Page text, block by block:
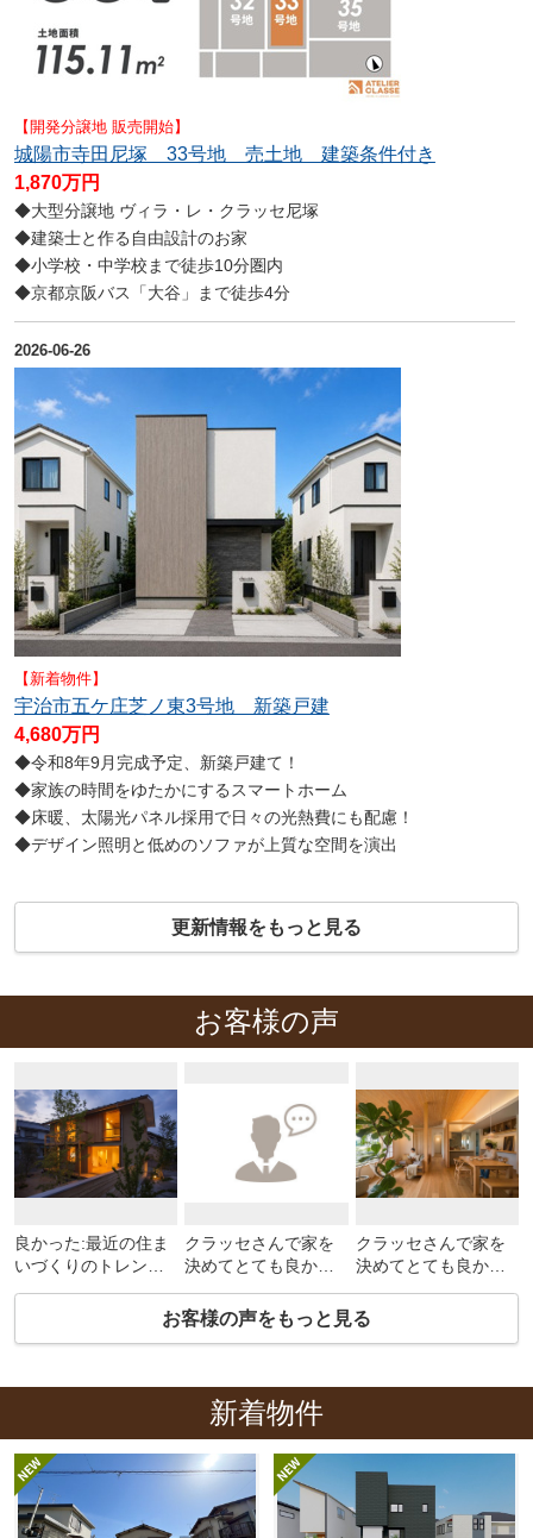
【開発分譲地 販売開始】
城陽市寺田尼塚 33号地 売土地 建築条件付き
1,870万円
◆大型分譲地 ヴィラ・レ・クラッセ尼塚
◆建築士と作る自由設計のお家
◆小学校・中学校まで徒歩10分圏内
◆京都京阪バス「大谷」まで徒歩4分
2026-06-26
【新着物件】
宇治市五ケ庄芝ノ東3号地 新築戸建
4,680万円
◆令和8年9月完成予定、新築戸建て！
◆家族の時間をゆたかにするスマートホーム
◆床暖、太陽光パネル採用で日々の光熱費にも配慮！
◆デザイン照明と低めのソファが上質な空間を演出
更新情報をもっと見る
お客様の声
良かった:最近の住ま
いづくりのトレンド
で、参考になった。
気になった:特になし
クラッセさんで家を
決めてとても良かっ
わせをしたカーテン
の在庫有無などがも
す。
クラッセさんで家を
決めてとても良かっ
わせをしたカーテン
の在庫有無などがも
お客様の声をもっと見る
新着物件